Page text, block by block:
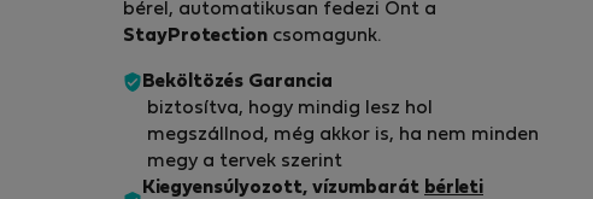
bérel, automatikusan fedezi Önt a
StayProtection csomagunk.
Beköltözés Garancia
biztosítva, hogy mindig lesz hol
megszállnod, még akkor is, ha nem minden
megy a tervek szerint
Kiegyensúlyozott, vízumbarát bérleti